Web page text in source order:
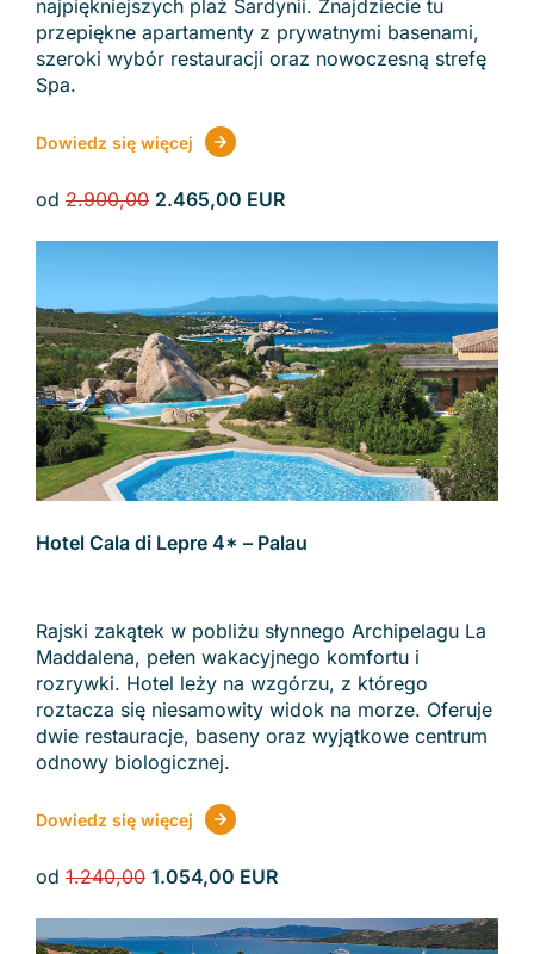
najpiękniejszych plaż Sardynii. Znajdziecie tu
przepiękne apartamenty z prywatnymi basenami,
szeroki wybór restauracji oraz nowoczesną strefę
Spa.
Dowiedz się więcej
od 2.900,00 2.465,00 EUR
Hotel Cala di Lepre 4* – Palau
Rajski zakątek w pobliżu słynnego Archipelagu La
Maddalena, pełen wakacyjnego komfortu i
rozrywki. Hotel leży na wzgórzu, z którego
roztacza się niesamowity widok na morze. Oferuje
dwie restauracje, baseny oraz wyjątkowe centrum
odnowy biologicznej.
Dowiedz się więcej
od 1.240,00 1.054,00 EUR